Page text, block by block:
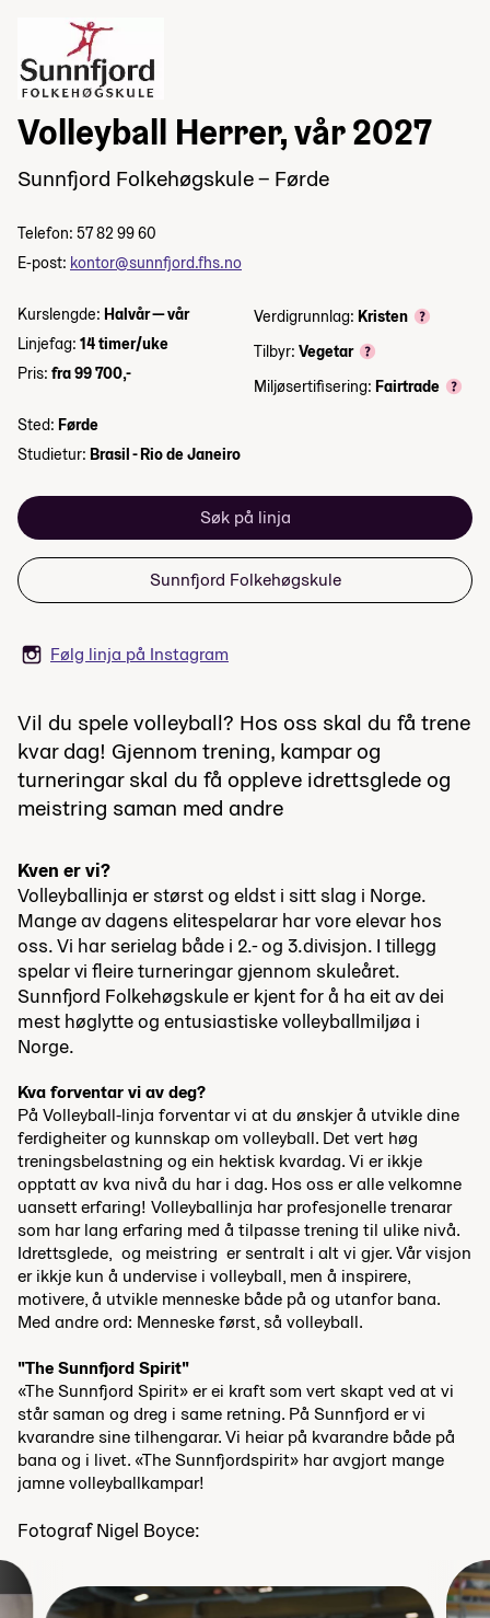
Volleyball Herrer, vår 2027
Sunnfjord Folkehøgskule – Førde
Telefon: 57 82 99 60
E-post: kontor@sunnfjord.fhs.no
Kurslengde: Halvår — vår
Linjefag: 14 timer/uke
Pris: fra 99 700,-
Verdigrunnlag: Kristen
Tilbyr: Vegetar
Miljøsertifisering: Fairtrade
Sted: Førde
Studietur: Brasil - Rio de Janeiro
Søk på linja
Sunnfjord Folkehøgskule
Følg linja på Instagram
Vil du spele volleyball? Hos oss skal du få trene
kvar dag! Gjennom trening, kampar og
turneringar skal du få oppleve idrettsglede og
meistring saman med andre
Kven er vi?
Volleyballinja er størst og eldst i sitt slag i Norge.
Mange av dagens elitespelarar har vore elevar hos
oss. Vi har serielag både i 2.- og 3.divisjon. I tillegg
spelar vi fleire turneringar gjennom skuleåret.
Sunnfjord Folkehøgskule er kjent for å ha eit av dei
mest høglytte og entusiastiske volleyballmiljøa i
Norge.
Kva forventar vi av deg?
På Volleyball-linja forventar vi at du ønskjer å utvikle dine
ferdigheiter og kunnskap om volleyball. Det vert høg
treningsbelastning og ein hektisk kvardag. Vi er ikkje
opptatt av kva nivå du har i dag. Hos oss er alle velkomne
uansett erfaring! Volleyballinja har profesjonelle trenarar
som har lang erfaring med å tilpasse trening til ulike nivå.
Idrettsglede, og meistring er sentralt i alt vi gjer. Vår visjon
er ikkje kun å undervise i volleyball, men å inspirere,
motivere, å utvikle menneske både på og utanfor bana.
Med andre ord: Menneske først, så volleyball.
"The Sunnfjord Spirit"
«The Sunnfjord Spirit» er ei kraft som vert skapt ved at vi
står saman og dreg i same retning. På Sunnfjord er vi
kvarandre sine tilhengarar. Vi heiar på kvarandre både på
bana og i livet. «The Sunnfjordspirit» har avgjort mange
jamne volleyballkampar!
Fotograf Nigel Boyce: